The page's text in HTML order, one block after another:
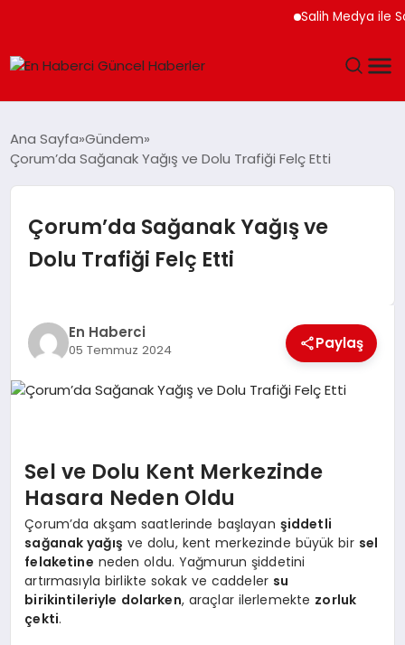
Salih Medya ile
SAĞLIK
TEKNOLOJI
DÜNYA
SIYASET
Ana Sayfa Gündem
Çorum’da Sağanak Yağış ve Dolu Trafiği Felç Etti
Çorum’da Sağanak Yağış ve
Dolu Trafiği Felç Etti
En Haberci
05 Temmuz 2024 Paylaş
Sel ve Dolu Kent Merkezinde
Hasara Neden Oldu
Çorum’da akşam saatlerinde başlayan şiddetli
sağanak yağış ve dolu, kent merkezinde büyük bir sel
felaketine neden oldu. Yağmurun şiddetini
artırmasıyla birlikte sokak ve caddeler su
birikintileriyle dolarken, araçlar ilerlemekte zorluk
çekti.